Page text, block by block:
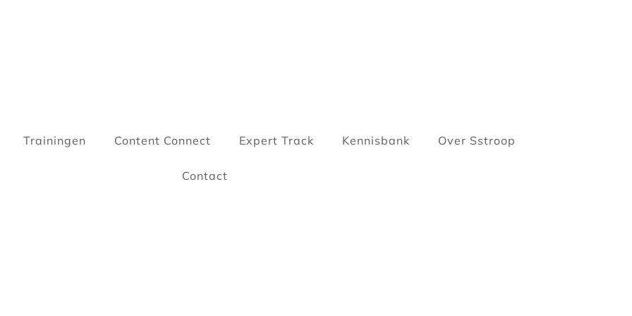
Trainingen Content Connect Expert Track Kennisbank Over Sstroop
Contact